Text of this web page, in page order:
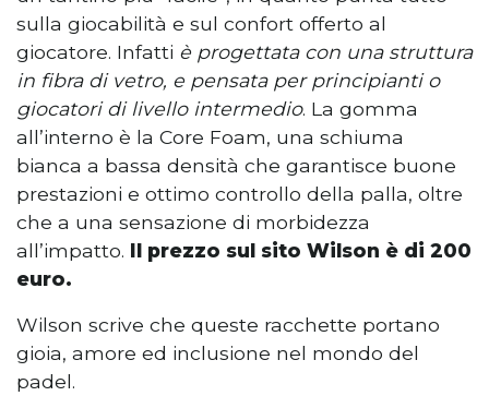
sulla giocabilità e sul confort offerto al
giocatore. Infatti è progettata con una struttura
in fibra di vetro, e pensata per principianti o
giocatori di livello intermedio. La gomma
all’interno è la Core Foam, una schiuma
bianca a bassa densità che garantisce buone
prestazioni e ottimo controllo della palla, oltre
che a una sensazione di morbidezza
all’impatto. Il prezzo sul sito Wilson è di 200
euro.
Wilson scrive che queste racchette portano
gioia, amore ed inclusione nel mondo del
padel.